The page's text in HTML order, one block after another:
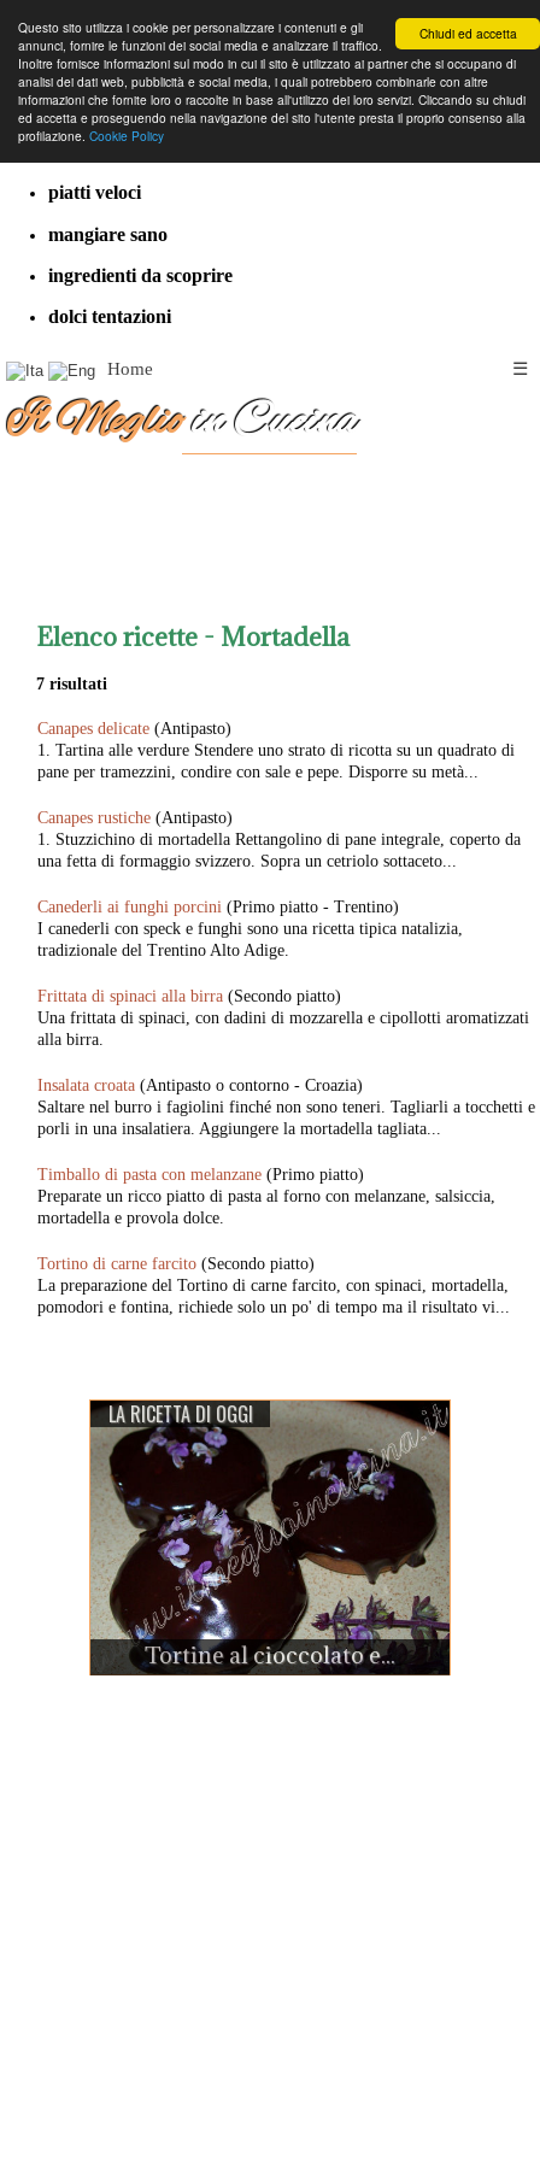
Chiudi ed accetta
Questo sito utilizza i cookie per personalizzare i contenuti e gli
annunci, fornire le funzioni dei social media e analizzare il traffico.
Inoltre fornisce informazioni sul modo in cui il sito è utilizzato ai partner che si occupano di
analisi dei dati web, pubblicità e social media, i quali potrebbero combinarle con altre
informazioni che fornite loro o raccolte in base all'utilizzo dei loro servizi. Cliccando su chiudi
ed accetta e proseguendo nella navigazione del sito l'utente presta il proprio consenso alla
profilazione. Cookie Policy
cucina dal mondo
ricette classiche
piatti veloci
mangiare sano
ingredienti da scoprire
dolci tentazioni
Home ☰
Il Meglioin Cucina
Elenco ricette - Mortadella
7 risultati
Canapes delicate (Antipasto)
1. Tartina alle verdure Stendere uno strato di ricotta su un quadrato di
pane per tramezzini, condire con sale e pepe. Disporre su metà...
Canapes rustiche (Antipasto)
1. Stuzzichino di mortadella Rettangolino di pane integrale, coperto da
una fetta di formaggio svizzero. Sopra un cetriolo sottaceto...
Canederli ai funghi porcini (Primo piatto - Trentino)
I canederli con speck e funghi sono una ricetta tipica natalizia,
tradizionale del Trentino Alto Adige.
Frittata di spinaci alla birra (Secondo piatto)
Una frittata di spinaci, con dadini di mozzarella e cipollotti aromatizzati
alla birra.
Insalata croata (Antipasto o contorno - Croazia)
Saltare nel burro i fagiolini finché non sono teneri. Tagliarli a tocchetti e
porli in una insalatiera. Aggiungere la mortadella tagliata...
Timballo di pasta con melanzane (Primo piatto)
Preparate un ricco piatto di pasta al forno con melanzane, salsiccia,
mortadella e provola dolce.
Tortino di carne farcito (Secondo piatto)
La preparazione del Tortino di carne farcito, con spinaci, mortadella,
pomodori e fontina, richiede solo un po' di tempo ma il risultato vi...
LA RICETTA DI OGGI
Tortine al cioccolato e...